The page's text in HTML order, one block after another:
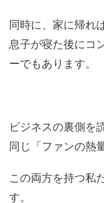
同時に、家に帰れ
息子が寝た後にコ
ーでもあります。
ビジネスの裏側を
同じ「ファンの熱
この両方を持つ私
す。